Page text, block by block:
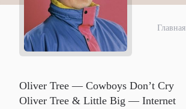
Главная
Oliver Tree — Cowboys Don’t Cry
Oliver Tree & Little Big — Internet